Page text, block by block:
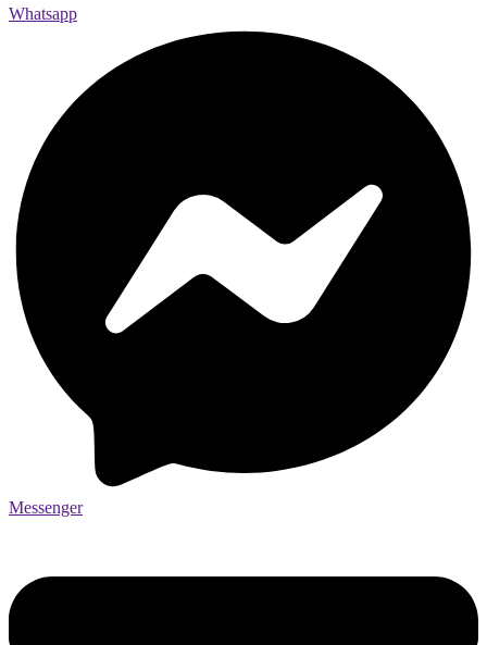
Whatsapp
Messenger